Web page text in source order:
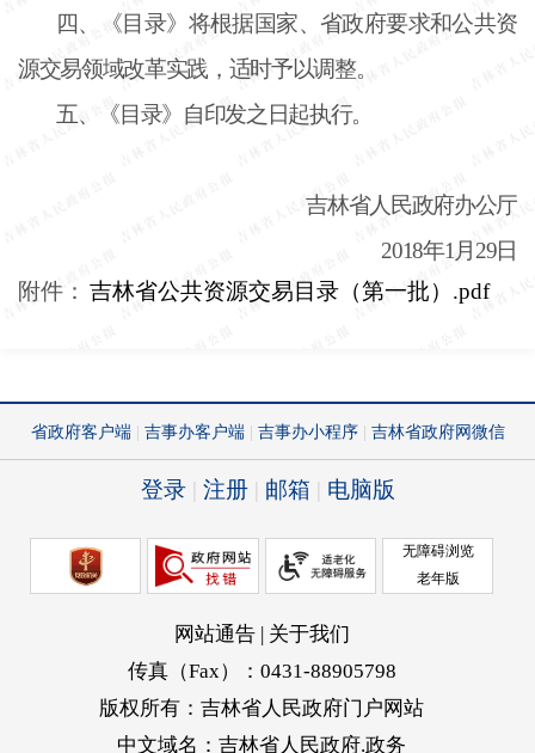
四、《目录》将根据国家、省政府要求和公共资
源交易领域改革实践，适时予以调整。
五、《目录》自印发之日起执行。
吉林省人民政府办公厅
2018年1月29日
附件： 吉林省公共资源交易目录（第一批）.pdf